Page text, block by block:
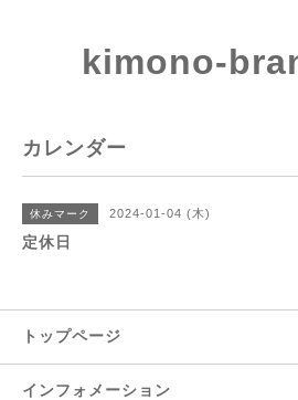
kimono-
カレンダー
休みマーク 2024-01-04 (木)
定休日
トップページ
インフォメーション